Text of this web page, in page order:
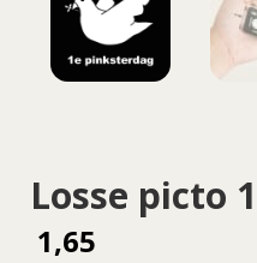
Losse picto
1,65